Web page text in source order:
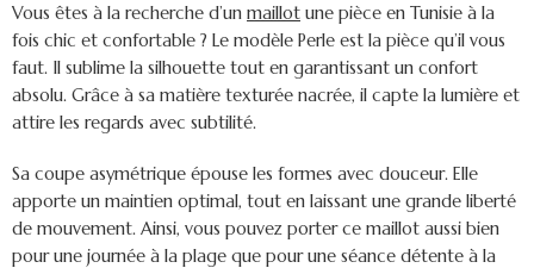
Vous êtes à la recherche d’un maillot une pièce en Tunisie à la
fois chic et confortable ? Le modèle Perle est la pièce qu’il vous
faut. Il sublime la silhouette tout en garantissant un confort
absolu. Grâce à sa matière texturée nacrée, il capte la lumière et
attire les regards avec subtilité.
Sa coupe asymétrique épouse les formes avec douceur. Elle
apporte un maintien optimal, tout en laissant une grande liberté
de mouvement. Ainsi, vous pouvez porter ce maillot aussi bien
pour une journée à la plage que pour une séance détente à la